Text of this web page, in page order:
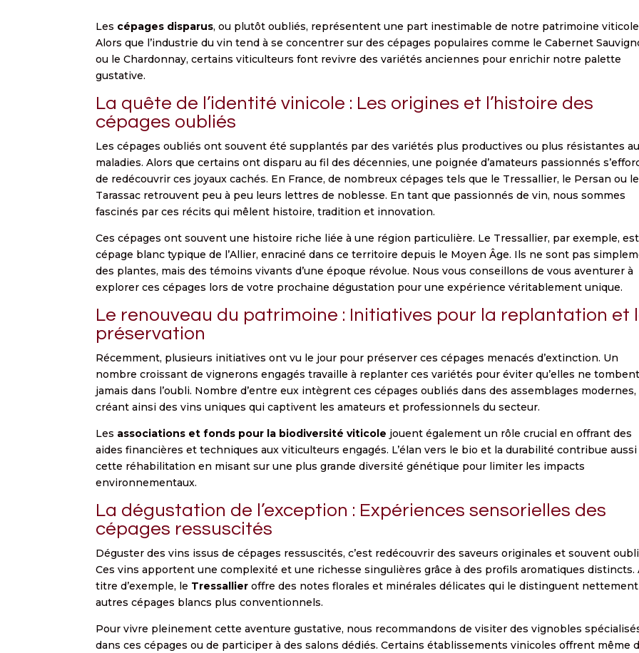
Les cépages disparus, ou plutôt oubliés, représentent une part inestimable de notre patrimoine
Alors que l’industrie du vin tend à se concentrer sur des cépages populaires comme le Cabernet
ou le Chardonnay, certains viticulteurs font revivre des variétés anciennes pour enrichir notre palette
gustative.
La quête de l’identité vinicole : Les origines et l’histoire des
cépages oubliés
Les cépages oubliés ont souvent été supplantés par des variétés plus productives ou plus résistantes
maladies. Alors que certains ont disparu au fil des décennies, une poignée d’amateurs passionnés
de redécouvrir ces joyaux cachés. En France, de nombreux cépages tels que le Tressallier, le Persan ou le
Tarassac retrouvent peu à peu leurs lettres de noblesse. En tant que passionnés de vin, nous sommes
fascinés par ces récits qui mêlent histoire, tradition et innovation.
Ces cépages ont souvent une histoire riche liée à une région particulière. Le Tressallier, par exemple,
cépage blanc typique de l’Allier, enraciné dans ce territoire depuis le Moyen Âge. Ils ne sont pas
des plantes, mais des témoins vivants d’une époque révolue. Nous vous conseillons de vous aventurer à
explorer ces cépages lors de votre prochaine dégustation pour une expérience véritablement unique.
Le renouveau du patrimoine : Initiatives pour la replantation et
préservation
Récemment, plusieurs initiatives ont vu le jour pour préserver ces cépages menacés d’extinction. Un
nombre croissant de vignerons engagés travaille à replanter ces variétés pour éviter qu’elles ne
jamais dans l’oubli. Nombre d’entre eux intègrent ces cépages oubliés dans des assemblages modernes,
créant ainsi des vins uniques qui captivent les amateurs et professionnels du secteur.
Les associations et fonds pour la biodiversité viticole jouent également un rôle crucial en offrant des
aides financières et techniques aux viticulteurs engagés. L’élan vers le bio et la durabilité contribue aussi
cette réhabilitation en misant sur une plus grande diversité génétique pour limiter les impacts
environnementaux.
La dégustation de l’exception : Expériences sensorielles des
cépages ressuscités
Déguster des vins issus de cépages ressuscités, c’est redécouvrir des saveurs originales et souvent
Ces vins apportent une complexité et une richesse singulières grâce à des profils aromatiques distincts.
titre d’exemple, le Tressallier offre des notes florales et minérales délicates qui le distinguent
autres cépages blancs plus conventionnels.
Pour vivre pleinement cette aventure gustative, nous recommandons de visiter des vignobles
dans ces cépages ou de participer à des salons dédiés. Certains établissements vinicoles offrent même